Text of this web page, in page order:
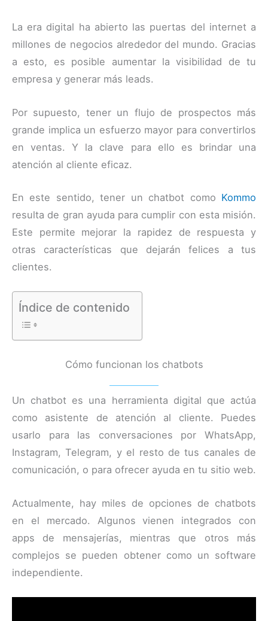
La era digital ha abierto las puertas del internet a
millones de negocios alrededor del mundo. Gracias
a esto, es posible aumentar la visibilidad de tu
empresa y generar más leads.
Por supuesto, tener un flujo de prospectos más
grande implica un esfuerzo mayor para convertirlos
en ventas. Y la clave para ello es brindar una
atención al cliente eficaz.
En este sentido, tener un chatbot como Kommo
resulta de gran ayuda para cumplir con esta misión.
Este permite mejorar la rapidez de respuesta y
otras características que dejarán felices a tus
clientes.
Índice de contenido
Cómo funcionan los chatbots
Un chatbot es una herramienta digital que actúa
como asistente de atención al cliente. Puedes
usarlo para las conversaciones por WhatsApp,
Instagram, Telegram, y el resto de tus canales de
comunicación, o para ofrecer ayuda en tu sitio web.
Actualmente, hay miles de opciones de chatbots
en el mercado. Algunos vienen integrados con
apps de mensajerías, mientras que otros más
complejos se pueden obtener como un software
independiente.